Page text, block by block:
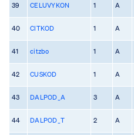
39 CELUVYKON 1 A
40 CITKOD 1 A
41 citzbo 1 A
42 CUSKOD 1 A
43 DALPOD_A 3 A
44 DALPOD_T 2 A